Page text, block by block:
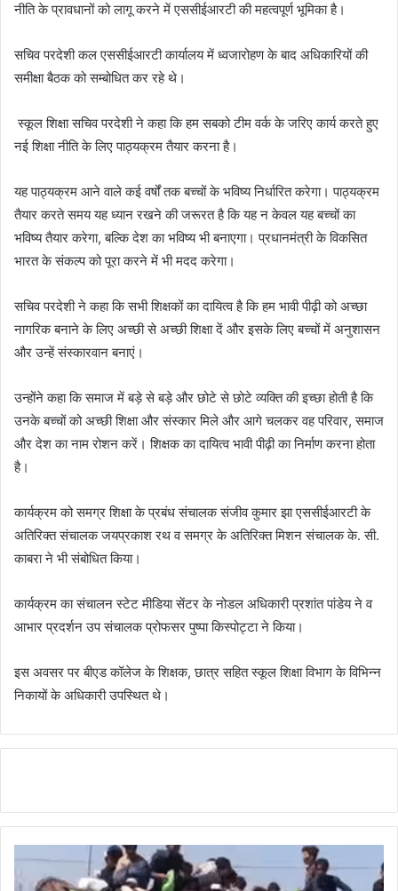
नीति के प्रावधानों को लागू करने में एससीईआरटी की महत्वपूर्ण भूमिका है।
सचिव परदेशी कल एससीईआरटी कार्यालय में ध्वजारोहण के बाद अधिकारियों की
समीक्षा बैठक को सम्बोधित कर रहे थे।
स्कूल शिक्षा सचिव परदेशी ने कहा कि हम सबको टीम वर्क के जरिए कार्य करते हुए
नई शिक्षा नीति के लिए पाठ्यक्रम तैयार करना है।
यह पाठ्यक्रम आने वाले कई वर्षों तक बच्चों के भविष्य निर्धारित करेगा। पाठ्यक्रम
तैयार करते समय यह ध्यान रखने की जरूरत है कि यह न केवल यह बच्चों का
भविष्य तैयार करेगा, बल्कि देश का भविष्य भी बनाएगा। प्रधानमंत्री के विकसित
भारत के संकल्प को पूरा करने में भी मदद करेगा।
सचिव परदेशी ने कहा कि सभी शिक्षकों का दायित्व है कि हम भावी पीढ़ी को अच्छा
नागरिक बनाने के लिए अच्छी से अच्छी शिक्षा दें और इसके लिए बच्चों में अनुशासन
और उन्हें संस्कारवान बनाएं।
उन्होंने कहा कि समाज में बड़े से बड़े और छोटे से छोटे व्यक्ति की इच्छा होती है कि
उनके बच्चों को अच्छी शिक्षा और संस्कार मिले और आगे चलकर वह परिवार, समाज
और देश का नाम रोशन करें। शिक्षक का दायित्व भावी पीढ़ी का निर्माण करना होता
है।
कार्यक्रम को समग्र शिक्षा के प्रबंध संचालक संजीव कुमार झा एससीईआरटी के
अतिरिक्त संचालक जयप्रकाश रथ व समग्र के अतिरिक्त मिशन संचालक के. सी.
काबरा ने भी संबोधित किया।
कार्यक्रम का संचालन स्टेट मीडिया सेंटर के नोडल अधिकारी प्रशांत पांडेय ने व
आभार प्रदर्शन उप संचालक प्रोफसर पुष्पा किस्पोट्टा ने किया।
इस अवसर पर बीएड कॉलेज के शिक्षक, छात्र सहित स्कूल शिक्षा विभाग के विभिन्न
निकायों के अधिकारी उपस्थित थे।